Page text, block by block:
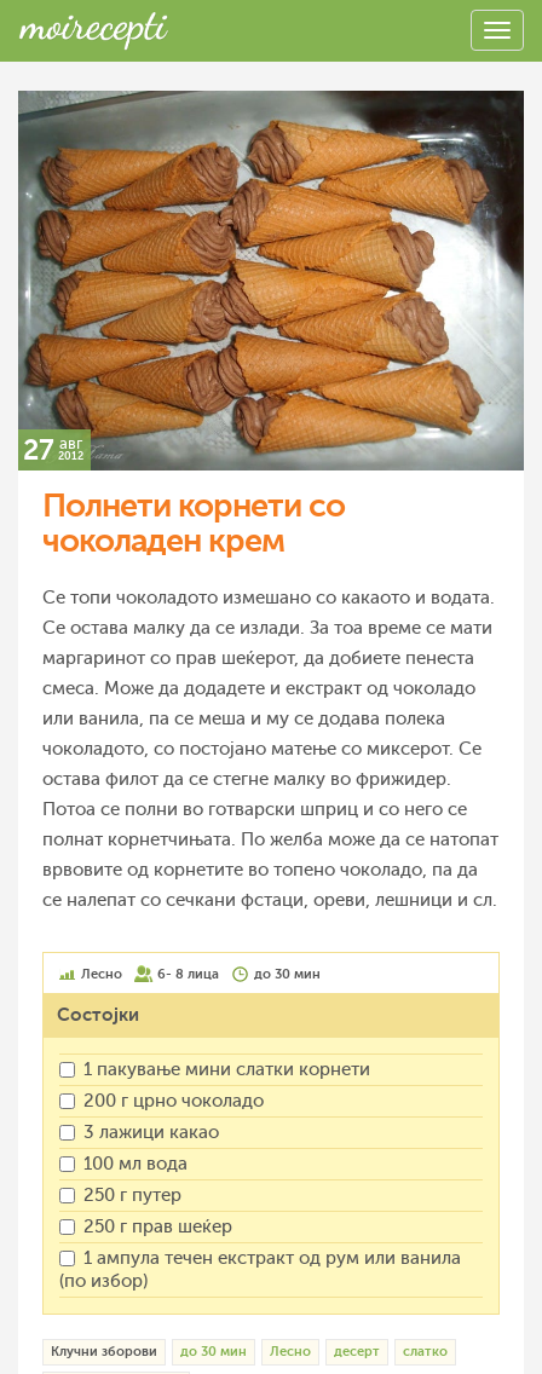
27 авг
2012
Полнети корнети со
чоколаден крем
Се топи чоколадото измешано со какаото и водата.
Се остава малку да се излади. За тоа време се мати
маргаринот со прав шеќерот, да добиете пенеста
смеса. Може да додадете и екстракт од чоколадо
или ванила, па се меша и му се додава полека
чоколадото, со постојано матење со миксерот. Се
остава филот да се стегне малку во фрижидер.
Потоа се полни во готварски шприц и со него се
полнат корнетчињата. По желба може да се натопат
врвовите од корнетите во топено чоколадо, па да
се налепат со сечкани фстаци, ореви, лешници и сл.
Лесно 6- 8 лица до 30 мин
Состојки
1 пакување мини слатки корнети
200 г црно чоколадо
3 лажици какао
100 мл вода
250 г путер
250 г прав шеќер
1 ампула течен екстракт од рум или ванила
(по избор)
Клучни зборови до 30 мин Лесно десерт слатко